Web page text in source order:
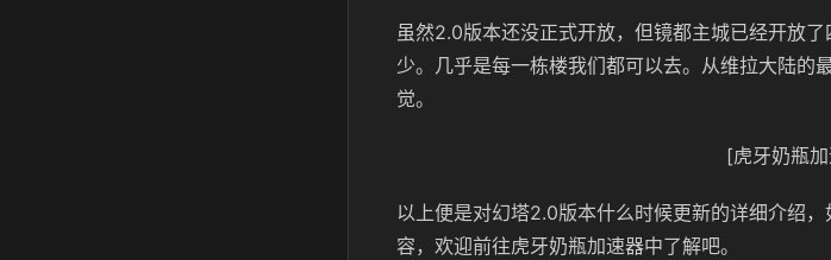
虽然2.0版本还没正式开放，但镜都主城已经开放
少。几乎是每一栋楼我们都可以去。从维拉大陆的
觉。
[虎牙奶瓶
以上便是对幻塔2.0版本什么时候更新的详细介绍
容，欢迎前往虎牙奶瓶加速器中了解吧。